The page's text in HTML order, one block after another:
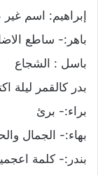
إبراهيم: اسم
باهر:- ساطع
باسل : الشجاع
بدر كالقمر ليلة
براء:- برئ
بهاء:- الجمال
بندر:- كلمة